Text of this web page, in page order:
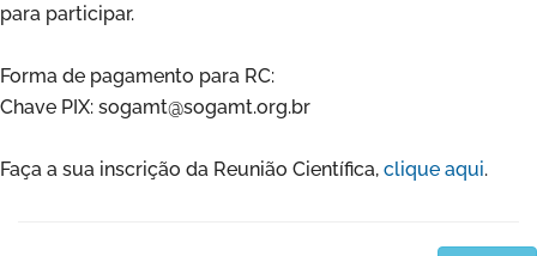
para participar.
Forma de pagamento para RC:
Chave PIX: sogamt@sogamt.org.br
Faça a sua inscrição da Reunião Científica, clique aqui.